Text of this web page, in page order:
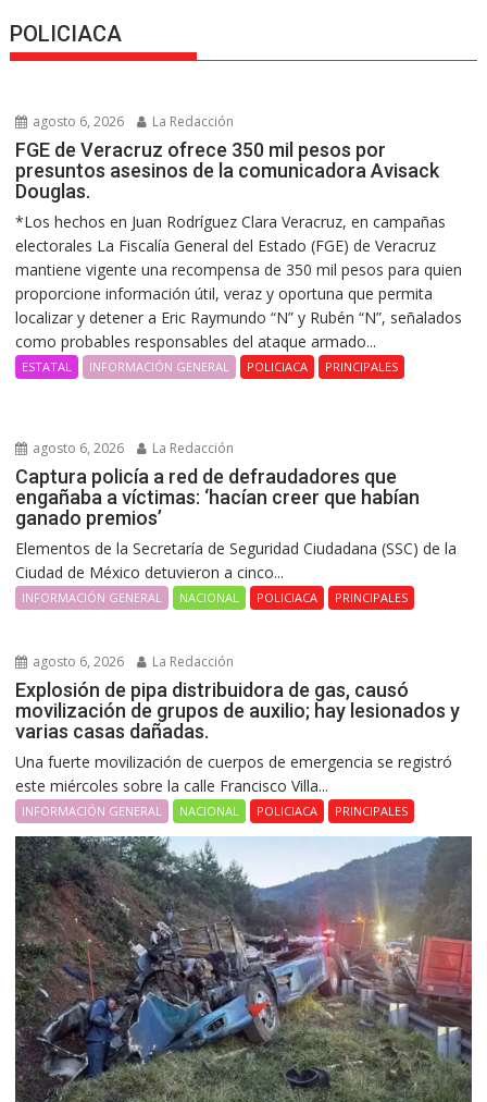
POLICIACA
agosto 6, 2026 La Redacción
FGE de Veracruz ofrece 350 mil pesos por
presuntos asesinos de la comunicadora Avisack
Douglas.
*Los hechos en Juan Rodríguez Clara Veracruz, en campañas
electorales La Fiscalía General del Estado (FGE) de Veracruz
mantiene vigente una recompensa de 350 mil pesos para quien
proporcione información útil, veraz y oportuna que permita
localizar y detener a Eric Raymundo “N” y Rubén “N”, señalados
como probables responsables del ataque armado...
ESTATAL INFORMACIÓN GENERAL POLICIACA PRINCIPALES
agosto 6, 2026 La Redacción
Captura policía a red de defraudadores que
engañaba a víctimas: ‘hacían creer que habían
ganado premios’
Elementos de la Secretaría de Seguridad Ciudadana (SSC) de la
Ciudad de México detuvieron a cinco...
INFORMACIÓN GENERAL NACIONAL POLICIACA PRINCIPALES
agosto 6, 2026 La Redacción
Explosión de pipa distribuidora de gas, causó
movilización de grupos de auxilio; hay lesionados y
varias casas dañadas.
Una fuerte movilización de cuerpos de emergencia se registró
este miércoles sobre la calle Francisco Villa...
INFORMACIÓN GENERAL NACIONAL POLICIACA PRINCIPALES